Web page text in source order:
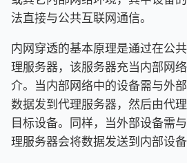
法直接与公共互联网通信。
内网穿透的基本原理是通过在公
理服务器，该服务器充当内部网
介。当内部网络中的设备需与外
数据发到代理服务器，然后由代
目标设备。同样，当外部设备需
理服务器会将数据发送到内部设备